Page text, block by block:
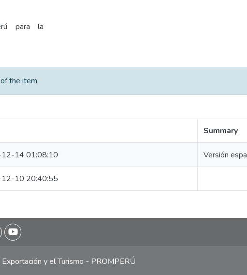
para la
the item.
Summary
14 01:08:10 Versión
10 20:40:55
y el Turismo - PROMPERÚ